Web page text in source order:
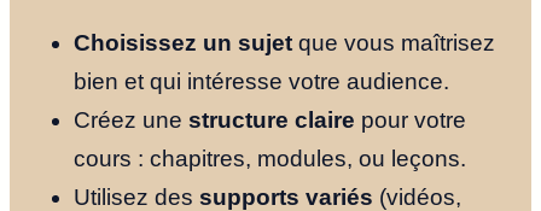
Choisissez un sujet que vous maîtrisez
bien et qui intéresse votre audience.
Créez unestructure claire pour votre
cours : chapitres, modules, ou leçons.
Utilisez dessupports variés (vidéos,